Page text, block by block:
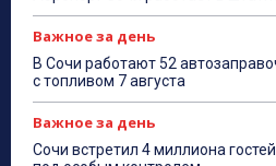
Важное за день
В Сочи работают 52
с топливом 7 августа
Важное за день
Сочи встретил 4 миллиона